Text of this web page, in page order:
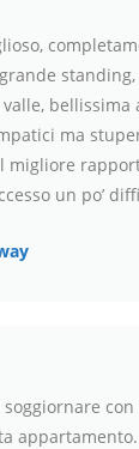
standing,
bellissima
ma
migliore
un po’
appartamento.